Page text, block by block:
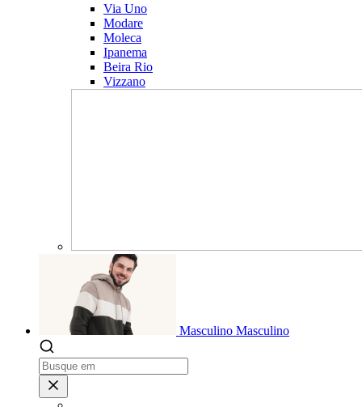
Via Uno
Modare
Moleca
Ipanema
Beira Rio
Vizzano
Masculino Masculino